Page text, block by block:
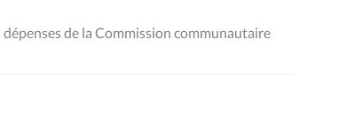
de la Commission communautaire